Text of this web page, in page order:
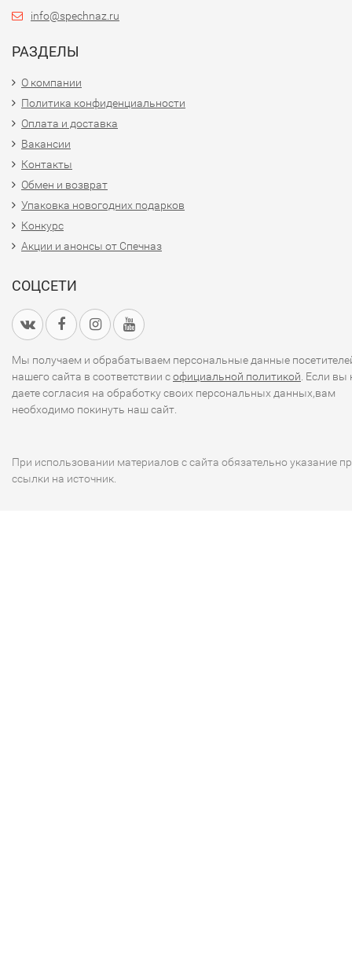
info@spechnaz.ru
РАЗДЕЛЫ
О компании
Политика конфиденциальности
Оплата и доставка
Вакансии
Контакты
Обмен и возврат
Упаковка новогодних подарков
Конкурс
Акции и анонсы от Спечназ
СОЦСЕТИ
Мы получаем и обрабатываем персональные данные
нашего сайта в соответствии софициальной политикой . Если вы
даете согласия на обработку своих персональных данных,вам
необходимо покинуть наш сайт.
При использовании материалов с сайта обязательно указание
ссылки на источник.